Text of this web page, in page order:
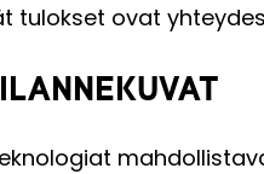
tulokset ovat